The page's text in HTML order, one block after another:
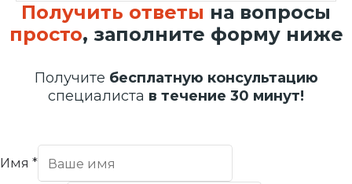
Получить ответы на вопросы
просто, заполните форму ниже
Получите бесплатную консультацию
специалиста в течение 30 минут!
Имя *